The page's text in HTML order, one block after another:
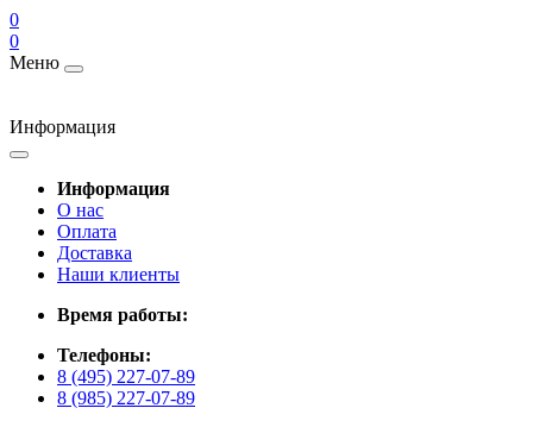
0
0
Меню
Информация
Информация
О нас
Оплата
Доставка
Наши клиенты
Время работы:
Телефоны:
8 (495) 227-07-89
8 (985) 227-07-89